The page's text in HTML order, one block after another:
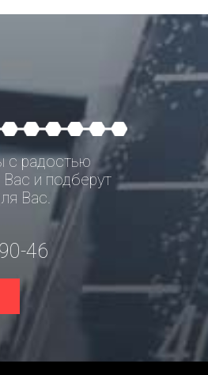
с радостью
и подберут
Вас.
46